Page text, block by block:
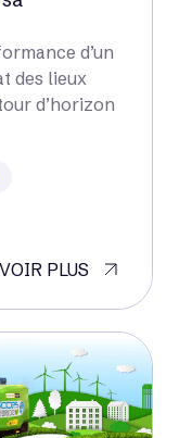
d’un
des lieux
d’horizon
PLUS